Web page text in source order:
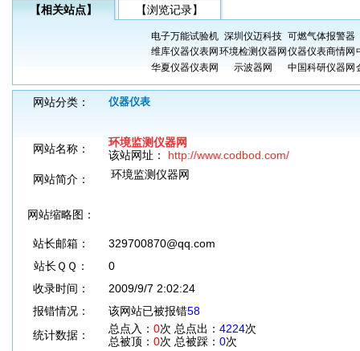
【相关站点】 【浏览记录】
电子万能试验机 深圳仪迈科技 可燃气体报警器
维库仪器仪表网 环境检测仪器网 仪器仪表商情网
华夏仪器仪表网
示波器网 中国科研仪器网
网站分类： 仪器仪表
网站名称：
环境监测仪器网
该站网址： http://www.codbod.com/
网站简介：
环境监测仪器网
网站缩略图：
站长邮箱：
329700870@qq.com
站长ＱＱ：
0
收录时间：
2009/9/7 2:02:24
报错情况：
该网站已被报错58
统计数据：
总点入： 0次 总点出： 4224次
总被顶： 0次 总被踩： 0次